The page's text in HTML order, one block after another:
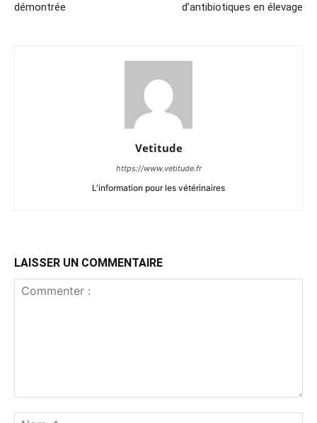
démontrée
d’antibiotiques en élevage
Vetitude
https://www.vetitude.fr
L'information pour les vétérinaires
LAISSER UN COMMENTAIRE